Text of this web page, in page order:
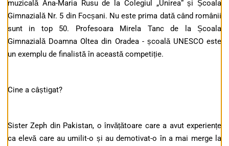
muzicală Ana-Maria Rusu de la Colegiul „Unirea“ și Școala
Gimnazială Nr. 5 din Focșani. Nu este prima dată când românii
sunt in top 50. Profesoara Mirela Tanc de la Școala
Gimnazială Doamna Oltea din Oradea - școală UNESCO este
un exemplu de finalistă în această competiție.
Cine a câștigat?
Sister Zeph din Pakistan, o învățătoare care a avut experiențe
ca elevă care au umilit-o și au demotivat-o în a mai merge la